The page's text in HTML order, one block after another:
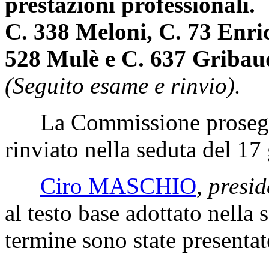
C. 338 Meloni, C. 73
528 Mulè e C. 637
(Seguito esame e rinvio).
La Commissione
rinviato nella seduta del 17
Ciro MASCHIO,
al testo base adottato nella
termine sono state